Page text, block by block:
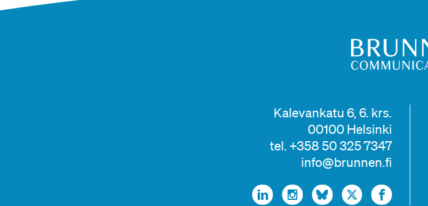
Kalevankatu 6, 6. krs.
00100 Helsinki
tel. +358 50 325 7347
info@brunnen.fi